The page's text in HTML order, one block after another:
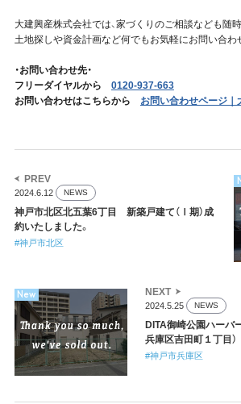
大建興産株式会社では、家づくりのご相談なども随
土地探しや資金計画など何でもお気軽にお問い合わ
・お問い合わせ先・
フリーダイヤルから 0120-937-663
お問い合わせはこちらから お問い合わせページ｜
PREV
2024.6.12 NEWS
神戸市北区北五葉6丁目 新築戸建て（Ⅰ期）成
約いたしました。
#神戸市北区
New NEXT
2024.5.25 NEWS
DITA御崎公園ハーバ
兵庫区吉田町１丁目
#神戸市兵庫区